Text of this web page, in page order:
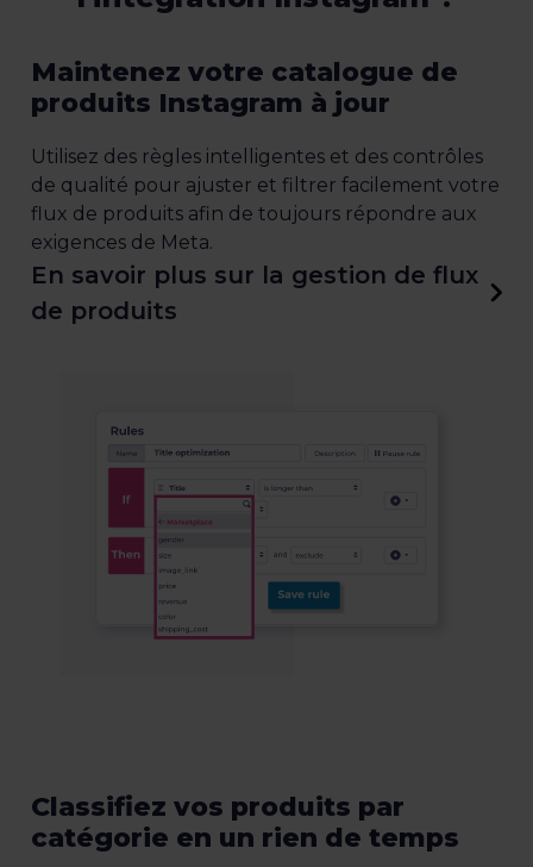
Maintenez votre catalogue de
produits Instagram à jour
Utilisez des règles intelligentes et des contrôles
de qualité pour ajuster et filtrer facilement votre
flux de produits afin de toujours répondre aux
exigences de Meta.
En savoir plus sur la gestion de flux
de produits
Classifiez vos produits par
catégorie en un rien de temps